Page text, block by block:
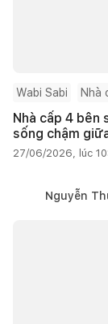
Wabi Sabi Nhà
Nhà cấp 4 bên
sống chậm
27/06/2026, lúc
Nguyễn